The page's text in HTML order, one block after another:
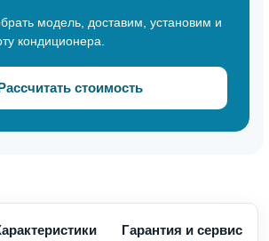
модель, доставим, установим и
кондиционера.
стоимость
Гарантия и сервис